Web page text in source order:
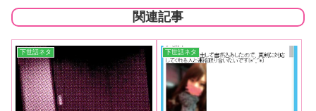
関連記事
下世話ネタ 下世話ネタ